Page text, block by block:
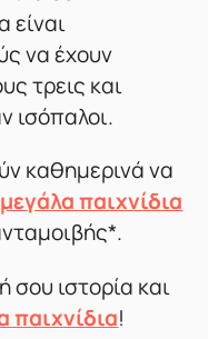
είναι
να έχουν
τρεις και
ισόπαλοι.
καθημερινά να
παιχνίδια
σου ιστορία και
παιχνίδια!